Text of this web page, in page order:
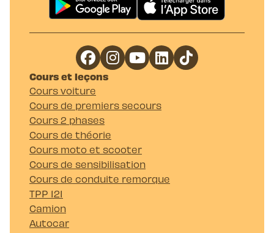
Cours et leçons
Cours voiture
Cours de premiers secours
Cours 2 phases
Cours de théorie
Cours moto et scooter
Cours de sensibilisation
Cours de conduite remorque
TPP 121
Camion
Autocar